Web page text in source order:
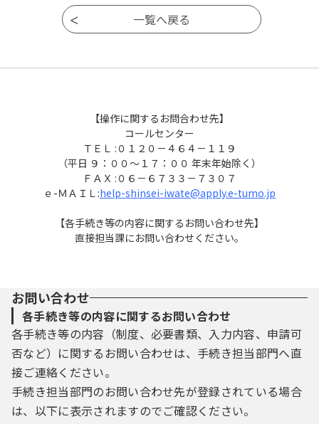
【操作に関するお問合わせ先】
コールセンター
ＴＥＬ :０１２０－４６４－１１９
（平日 ９：００～１７：００ 年末年始除く）
ＦＡＸ :０６－６７３３－７３０７
ｅ-ＭＡＩＬ:help-shinsei-iwate@apply.e-tumo.jp
【各手続き等の内容に関するお問い合わせ先】
直接担当課にお問い合わせください。
お問い合わせ
各手続き等の内容に関するお問い合わせ
各手続き等の内容（制度、必要書類、入力内容、申請可
否など）に関するお問い合わせは、手続き担当部門へ直
接ご連絡ください。
手続き担当部門のお問い合わせ先が登録されている場合
は、以下に表示されますのでご確認ください。